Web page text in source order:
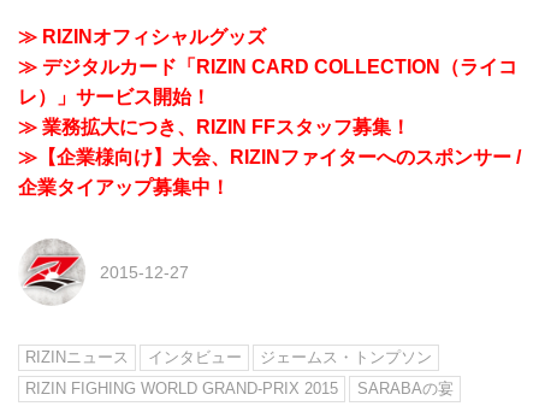
≫ RIZINオフィシャルグッズ
≫ デジタルカード「RIZIN CARD COLLECTION（ライコ
レ）」サービス開始！
≫ 業務拡大につき、RIZIN FFスタッフ募集！
≫【企業様向け】大会、RIZINファイターへのスポンサー /
企業タイアップ募集中！
2015-12-27
RIZINニュース インタビュー
ジェームス・トンプソン
RIZIN FIGHING WORLD GRAND-PRIX 2015
SARABAの宴